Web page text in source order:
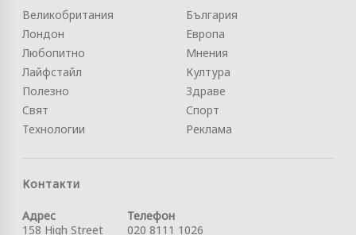
Великобритания
Лондон
Любопитно
Лайфстайл
Полезно
Свят
Технологии
България
Европа
Мнения
Култура
Здраве
Спорт
Реклама
Контакти
Адрес
158 High Street
Телефон
020 8111 1026